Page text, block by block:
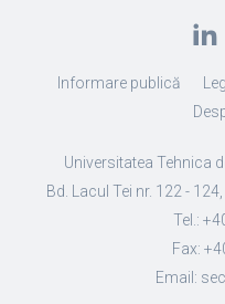
Informare publică
Universitatea Tehnica
Bd. Lacul Tei nr. 122 -
Tel.:
Fax:
Email: